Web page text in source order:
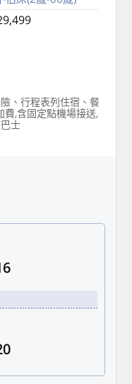
、行程表列住宿、餐
費,含固定點機場接送,
士